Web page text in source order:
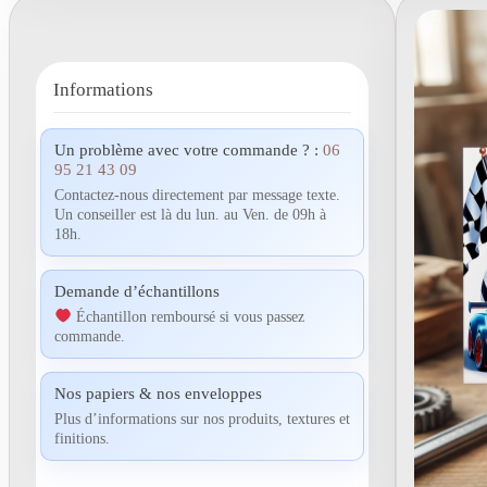
Informations
Un problème avec votre commande ? : 06
95 21 43 09
Contactez-nous directement par message texte.
Un conseiller est là du lun. au Ven. de 09h à
18h.
Demande d’échantillons
Échantillon remboursé si vous passez
commande.
Nos papiers & nos enveloppes
Plus d’informations sur nos produits, textures et
finitions.